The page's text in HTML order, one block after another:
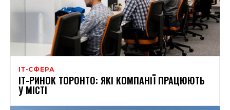
ІТ-СФЕРА
ІТ-РИНОК ТОРОНТО: ЯКІ КОМПАНІЇ ПРАЦЮЮТЬ
У МІСТІ